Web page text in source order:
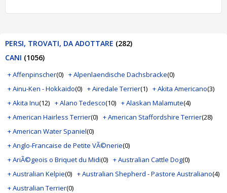
PERSI, TROVATI, DA ADOTTARE (282)
CANI (1056)
+ Affenpinscher(0) + Alpenlaendische Dachsbracke(0)
+ Ainu-Ken - Hokkaido(0) + Airedale Terrier(1) + Akita Americano(3)
+ Akita Inu(12) + Alano Tedesco(10) + Alaskan Malamute(4)
+ American Hairless Terrier(0) + American Staffordshire Terrier(28)
+ American Water Spaniel(0)
+ Anglo-Francaise de Petite VÃ©nerie(0)
+ AriÃ©geois o Briquet du Midi(0) + Australian Cattle Dog(0)
+ Australian Kelpie(0) + Australian Shepherd - Pastore Australiano(4)
+ Australian Terrier(0)